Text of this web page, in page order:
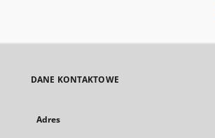
DANE KONTAKTOWE
Adres